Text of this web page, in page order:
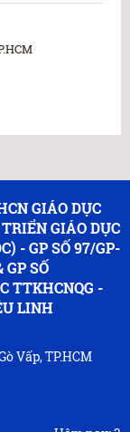
GIÁO DỤC
GIÁO DỤC
- GP SỐ 97/GP-
SỐ
TTKHCNQG -
LINH
Vấp, TP.HCM